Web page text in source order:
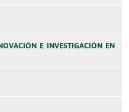
E INVESTIGACIÓN EN